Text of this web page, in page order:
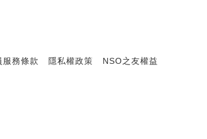
服務條款 隱私權政策 NSO之友權益